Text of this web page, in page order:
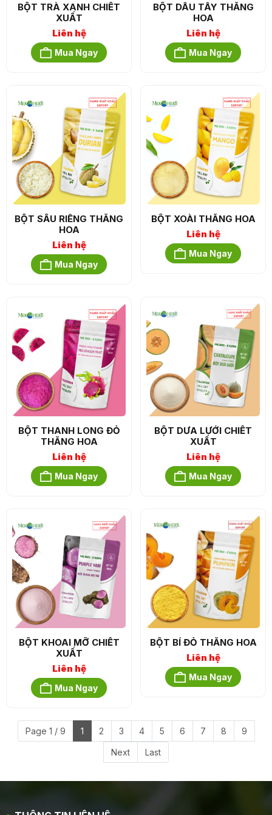
BỘT TRÀ XANH CHIẾT
XUẤT
Liên hệ
Mua Ngay
BỘT DÂU TÂY THĂNG
HOA
Liên hệ
Mua Ngay
BỘT SẦU RIÊNG THĂNG
HOA
Liên hệ
Mua Ngay
BỘT XOÀI THĂNG HOA
Liên hệ
Mua Ngay
BỘT THANH LONG ĐỎ
THĂNG HOA
Liên hệ
Mua Ngay
BỘT DƯA LƯỚI CHIẾT
XUẤT
Liên hệ
Mua Ngay
BỘT KHOAI MỠ CHIẾT
XUẤT
Liên hệ
Mua Ngay
BỘT BÍ ĐỎ THĂNG HOA
Liên hệ
Mua Ngay
Page 1 / 9 1 2 3 4 5 6 7 8 9
Next Last